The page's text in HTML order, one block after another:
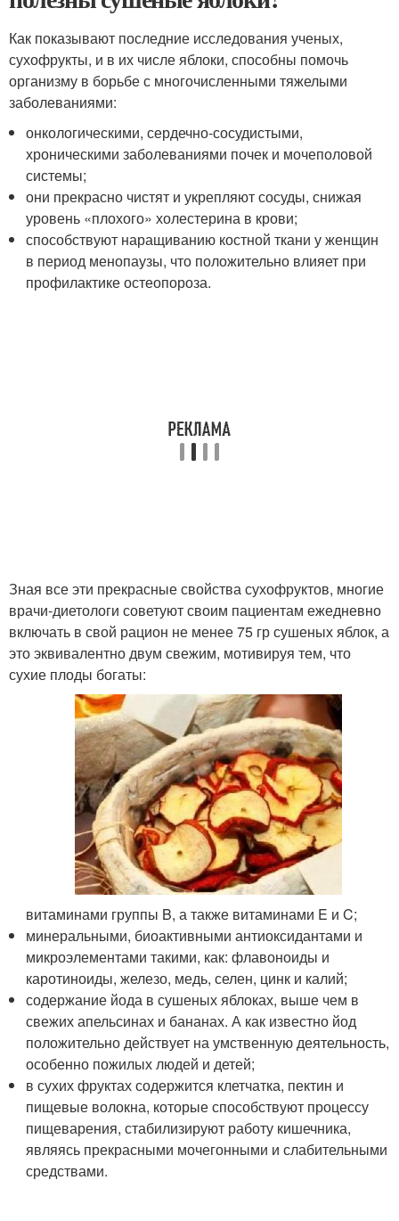
Как показывают последние исследования ученых,
сухофрукты, и в их числе яблоки, способны помочь
организму в борьбе с многочисленными тяжелыми
заболеваниями:
онкологическими, сердечно-сосудистыми,
хроническими заболеваниями почек и мочеполовой
системы;
они прекрасно чистят и укрепляют сосуды, снижая
уровень «плохого» холестерина в крови;
способствуют наращиванию костной ткани у женщин
в период менопаузы, что положительно влияет при
профилактике остеопороза.
Зная все эти прекрасные свойства сухофруктов, многие
врачи‑диетологи советуют своим пациентам ежедневно
включать в свой рацион не менее 75 гр сушеных яблок, а
это эквивалентно двум свежим, мотивируя тем, что
сухие плоды богаты:
витаминами группы Β, а также витаминами Ε и C;
минеральными, биоактивными антиоксидантами и
микроэлементами такими, как: флавоноиды и
каротиноиды, железо, медь, селен, цинк и калий;
содержание йода в сушеных яблоках, выше чем в
свежих апельсинах и бананах. А как известно йод
положительно действует на умственную деятельность,
особенно пожилых людей и детей;
в сухих фруктах содержится клетчатка, пектин и
пищевые волокна, которые способствуют процессу
пищеварения, стабилизируют работу кишечника,
являясь прекрасными мочегонными и слабительными
средствами.